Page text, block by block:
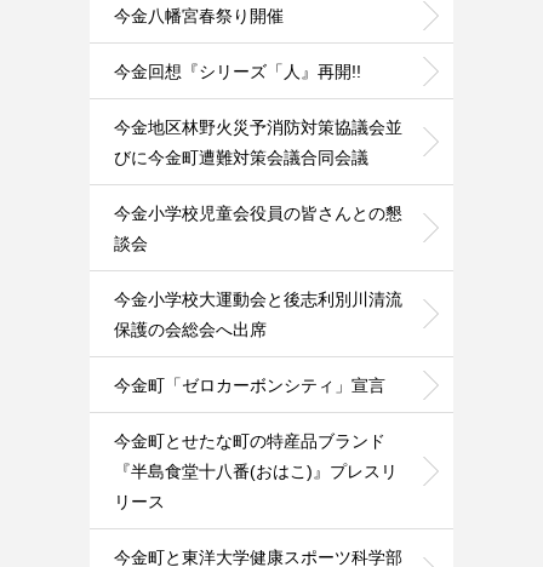
今金八幡宮春祭り開催
今金回想『シリーズ「人』再開!!
今金地区林野火災予消防対策協議会並
びに今金町遭難対策会議合同会議
今金小学校児童会役員の皆さんとの懇
談会
今金小学校大運動会と後志利別川清流
保護の会総会へ出席
今金町「ゼロカーボンシティ」宣言
今金町とせたな町の特産品ブランド
『半島食堂十八番(おはこ)』プレスリ
リース
今金町と東洋大学健康スポーツ科学部